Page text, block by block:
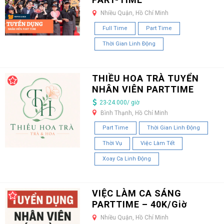
Nhiều Quận, Hồ Chí Minh
Full Time Part Time
Thời Gian Linh Động
THIỀU HOA TRÀ TUYỂN
NHÂN VIÊN PARTTIME
23-24.000/ giờ
Bình Thạnh, Hồ Chí Minh
Part Time Thời Gian Linh Động
Thời Vụ Việc Làm Tết
Xoay Ca Linh Động
VIỆC LÀM CA SÁNG
PARTTIME – 40K/Giờ
Nhiều Quận, Hồ Chí Minh